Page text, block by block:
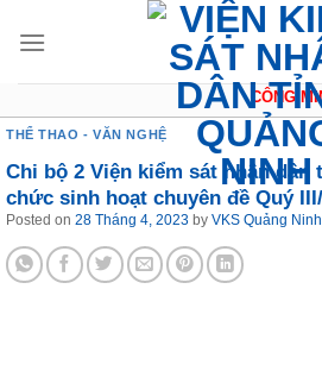
CÔNG
THỂ THAO - VĂN NGHỆ
Chi bộ 2 Viện kiểm sát nhân dân
chức sinh hoạt chuyên đề Quý
Posted on 28 Tháng 4, 2023 by VKS Quảng Ninh